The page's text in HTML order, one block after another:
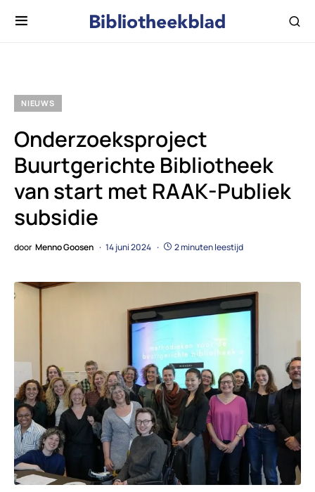
NIEUWS
Onderzoeksproject
Buurtgerichte Bibliotheek
van start met RAAK-Publiek
subsidie
door Menno Goosen 14 juni 2024 2 minuten leestijd